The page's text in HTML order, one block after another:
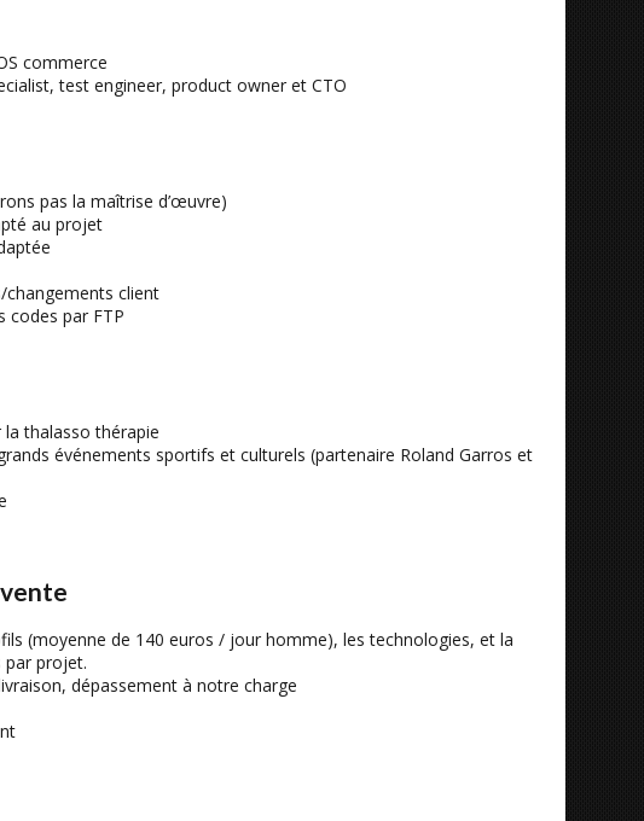
commerce
test engineer, product owner et CTO
pas la maîtrise d’œuvre)
au projet
changements client
codes par FTP
thalasso thérapie
événements sportifs et culturels (partenaire Roland Garros et
(moyenne de 140 euros / jour homme), les technologies, et la
par projet.
dépassement à notre charge